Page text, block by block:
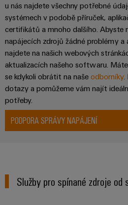
u nás najdete všechny potřebné
systémech v podobě příruček,
certifikátů a mnoho dalšího. Abyste
napájecích zdrojů žádné problémy a
najdete na našich webových
aktualizacích našeho softwaru.
se kdykoli obrátit na naše odborníky.
dotazy a pomůžeme vám najít
potřeby.
PODPORA SPRÁVY NAPÁJENÍ
Služby pro spínané zdroje